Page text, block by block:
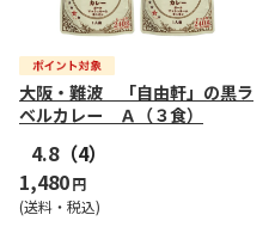
大阪・難波 「自由軒」の黒ラ
ベルカレー Ａ（３食）
4.8（4）
1,480円
(送料・税込)